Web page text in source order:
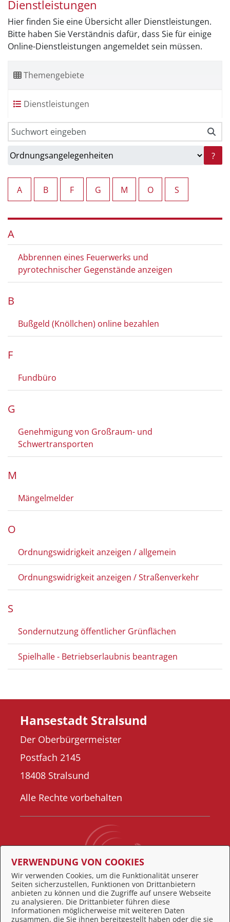
Dienstleistungen
Hier finden Sie eine Übersicht aller Dienstleistungen.
Bitte haben Sie Verständnis dafür, dass Sie für einige
Online-Dienstleistungen angemeldet sein müssen.
Themengebiete
Dienstleistungen
?
A B F G M O S
A
Abbrennen eines Feuerwerks und
pyrotechnischer Gegenstände anzeigen
B
Bußgeld (Knöllchen) online bezahlen
F
Fundbüro
G
Genehmigung von Großraum- und
Schwertransporten
M
Mängelmelder
O
Ordnungswidrigkeit anzeigen / allgemein
Ordnungswidrigkeit anzeigen / Straßenverkehr
S
Sondernutzung öffentlicher Grünflächen
Spielhalle - Betriebserlaubnis beantragen
Behördennummer 115
Hansestadt Stralsund
Der Oberbürgermeister
Postfach 2145
18408 Stralsund
Alle Rechte vorbehalten
VERWENDUNG VON COOKIES
Wir verwenden Cookies, um die Funktionalität unserer
Seiten sicherzustellen, Funktionen von Drittanbietern
anbieten zu können und die Zugriffe auf unsere Webseite
zu analysieren. Die Drittanbieter führen diese
Informationen möglicherweise mit weiteren Daten
zusammen, die Sie ihnen bereitgestellt haben oder die sie